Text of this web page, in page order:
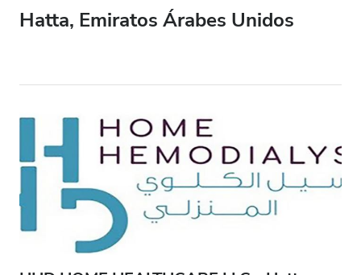
Todas las diálisis
Pacientes con VIH
Pacientes con hepatitis B
Pacientes con hepatitis C
Hatta, Emiratos Árabes Unidos